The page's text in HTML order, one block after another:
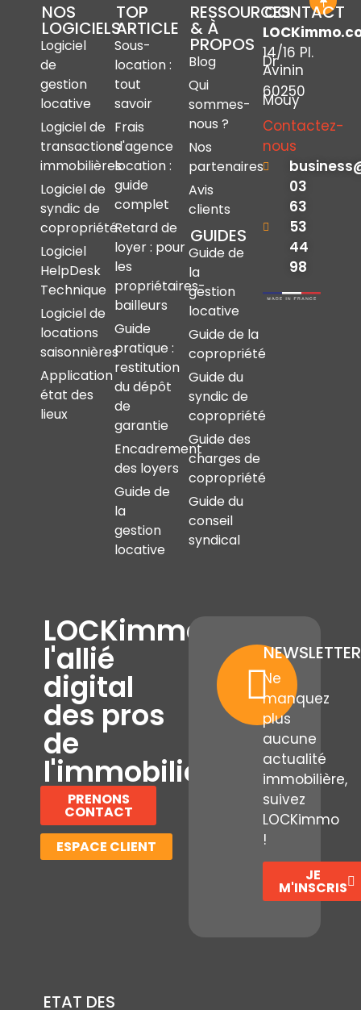
NOS
LOGICIELS
Logiciel
de
gestion
locative
Logiciel de
transactions
immobilières
Logiciel de
syndic de
copropriété
Logiciel
HelpDesk
Technique
Logiciel de
locations
saisonnières
Application
état des
lieux
TOP
ARTICLE
Sous-
location :
tout
savoir
Frais
d'agence
location :
guide
complet
Retard de
loyer : pour
les
propriétaires-
bailleurs
Guide
pratique :
restitution
du dépôt
de
garantie
Encadrement
des loyers
Guide de
la
gestion
locative
RESSOURCES
& À
PROPOS
Blog
Qui
sommes-
nous ?
Nos
partenaires
Avis
clients
GUIDES
Guide de
la
gestion
locative
Guide de la
copropriété
Guide du
syndic de
copropriété
Guide des
charges de
copropriété
Guide du
conseil
syndical
CONTACT
14/16 Pl.
Dr
Avinin
60250
Mouy
Contactez-
nous
03
63
53
44
98
LOCKimmo,
l'allié
digital
des pros
de
l'immobilier
PRENONS
CONTACT
ESPACE CLIENT
NEWSLETTER
Ne
manquez
plus
aucune
actualité
immobilière,
suivez
LOCKimmo
!
JE
M'INSCRIS
ETAT DES